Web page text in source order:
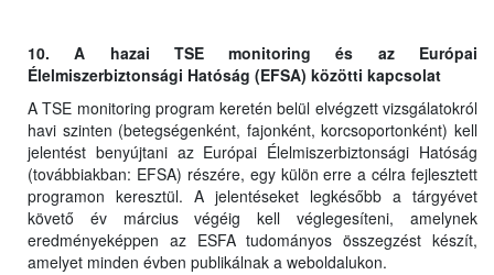
10. A hazai TSE monitoring és az Európai
Élelmiszerbiztonsági Hatóság (EFSA) közötti kapcsolat
A TSE monitoring program keretén belül elvégzett vizsgálatokról
havi szinten (betegségenként, fajonként, korcsoportonként) kell
jelentést benyújtani az Európai Élelmiszerbiztonsági Hatóság
(továbbiakban: EFSA) részére, egy külön erre a célra fejlesztett
programon keresztül. A jelentéseket legkésőbb a tárgyévet
követő év március végéig kell véglegesíteni, amelynek
eredményeképpen az ESFA tudományos összegzést készít,
amelyet minden évben publikálnak a weboldalukon.